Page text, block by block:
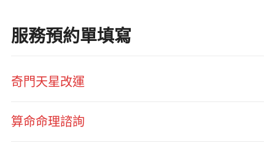
服務預約單填寫
奇門天星改運
算命命理諮詢